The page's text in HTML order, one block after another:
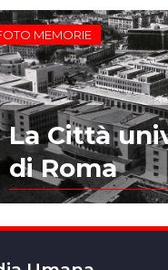
MEMORIE
La Città
di Roma